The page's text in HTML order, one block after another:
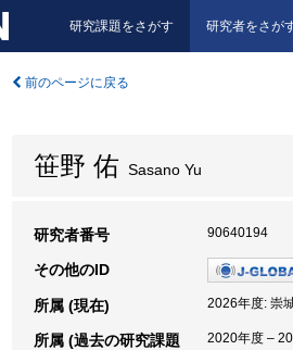
研究課題をさがす 研究者をさが
前のページに戻る
笹野 佑 Sasano Yu
研究者番号 90640194
その他のID
所属 (現在) 2026年度: 崇
所属 (過去の研究課題
2020年度 –